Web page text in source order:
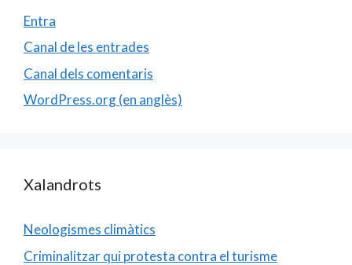
Entra
Canal de les entrades
Canal dels comentaris
WordPress.org (en anglès)
Xalandrots
Neologismes climàtics
Criminalitzar qui protesta contra el turisme